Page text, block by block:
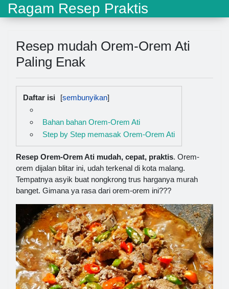
Ragam Resep Praktis
Resep mudah Orem-Orem Ati
Paling Enak
Daftar isi
Bahan bahan Orem-Orem Ati
Step by Step memasak Orem-Orem Ati
Resep Orem-Orem Ati mudah, cepat, praktis. Orem-
orem dijalan blitar ini, udah terkenal di kota malang.
Tempatnya asyik buat nongkrong trus harganya murah
banget. Gimana ya rasa dari orem-orem ini???